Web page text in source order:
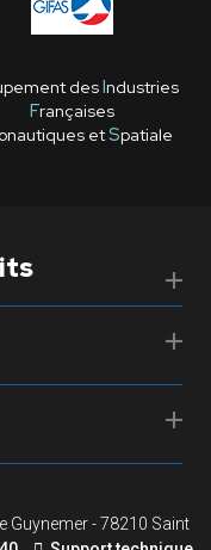
desIndustries
Françaises
etSpatiale
Guynemer - 78210 Saint